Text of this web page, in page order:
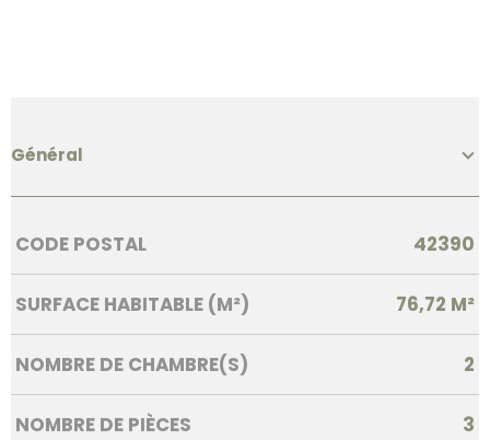
Général
Caractérisque Valeurs
CODE POSTAL 42390
SURFACE HABITABLE (M²) 76,72 M²
NOMBRE DE CHAMBRE(S) 2
NOMBRE DE PIÈCES 3